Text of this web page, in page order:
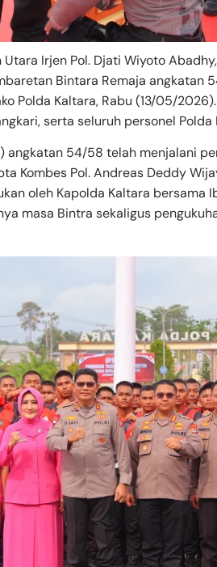
Irjen Pol. Djati Wiyoto
Bintara Remaja angkatan
Polda Kaltara, Rabu (13/05/
serta seluruh personel Polda
angkatan 54/58 telah menjalani
Kombes Pol. Andreas Deddy
oleh Kapolda Kaltara bersama
masa Bintra sekaligus